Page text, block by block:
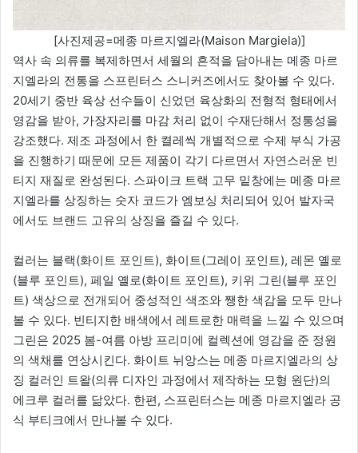
[사진제공=메종 마르지엘라(Maison Margiela)]
역사 속 의류를 복제하면서 세월의 흔적을 담아내는 메종 마르
지엘라의 전통을 스프린터스 스니커즈에서도 찾아볼 수 있다.
20세기 중반 육상 선수들이 신었던 육상화의 전형적 형태에서
영감을 받아, 가장자리를 마감 처리 없이 수재단해서 정통성을
강조했다. 제조 과정에서 한 켤레씩 개별적으로 수제 부식 가공
을 진행하기 때문에 모든 제품이 각기 다르면서 자연스러운 빈
티지 재질로 완성된다. 스파이크 트랙 고무 밑창에는 메종 마르
지엘라를 상징하는 숫자 코드가 엠보싱 처리되어 있어 발자국
에서도 브랜드 고유의 상징을 즐길 수 있다.
컬러는 블랙(화이트 포인트), 화이트(그레이 포인트), 레몬 옐로
(블루 포인트), 페일 옐로(화이트 포인트), 키위 그린(블루 포인
트) 색상으로 전개되어 중성적인 색조와 쨍한 색감을 모두 만나
볼 수 있다. 빈티지한 배색에서 레트로한 매력을 느낄 수 있으며
그린은 2025 봄-여름 아방 프리미에 컬렉션에 영감을 준 정원
의 색채를 연상시킨다. 화이트 뉘앙스는 메종 마르지엘라의 상
징 컬러인 트왈(의류 디자인 과정에서 제작하는 모형 원단)의
에크루 컬러를 닮았다. 한편, 스프린터스는 메종 마르지엘라 공
식 부티크에서 만나볼 수 있다.